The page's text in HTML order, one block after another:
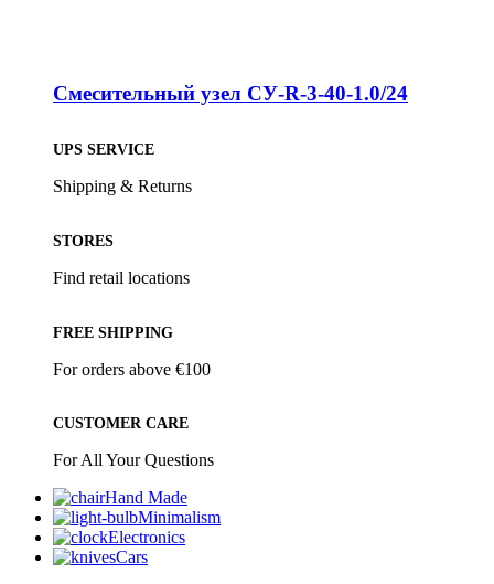
Смесительный узел СУ-R-3-40-1.0/24
UPS SERVICE
Shipping & Returns
STORES
Find retail locations
FREE SHIPPING
For orders above €100
CUSTOMER CARE
For All Your Questions
Hand Made
Minimalism
Electronics
Cars